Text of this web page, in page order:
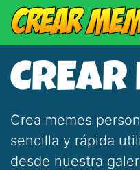
CREAR
Crea memes
sencilla y rápida
desde nuestra